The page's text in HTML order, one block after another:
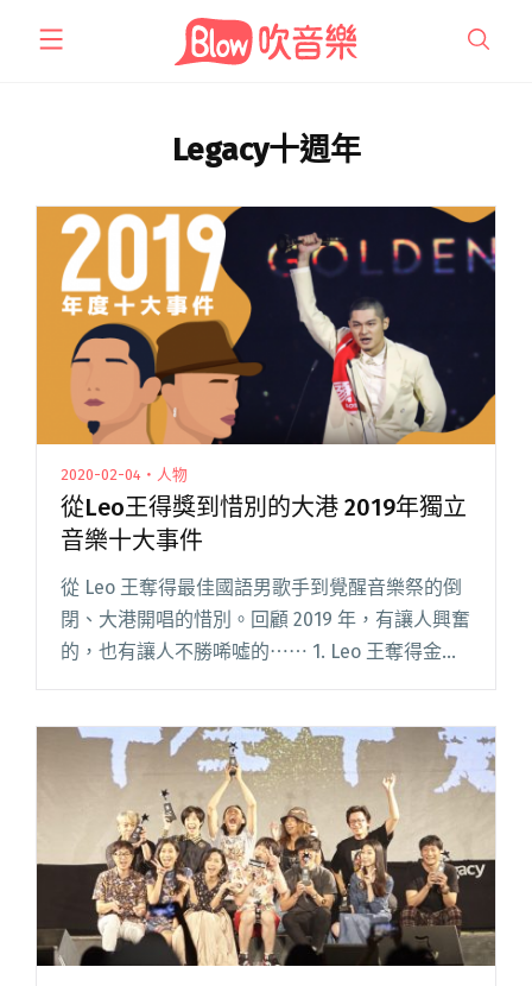
Legacy十週年
2020-02-04・人物
從Leo王得獎到惜別的大港 2019年獨立
音樂十大事件
從 Leo 王奪得最佳國語男歌手到覺醒音樂祭的倒
閉、大港開唱的惜別。回顧 2019 年，有讓人興奮
的，也有讓人不勝唏噓的⋯⋯ 1. Leo 王奪得金曲
獎 2019 年最讓獨立樂迷振奮的消息，莫過於第
"從Leo王得獎到惜別的大港 2019年獨立音樂十大